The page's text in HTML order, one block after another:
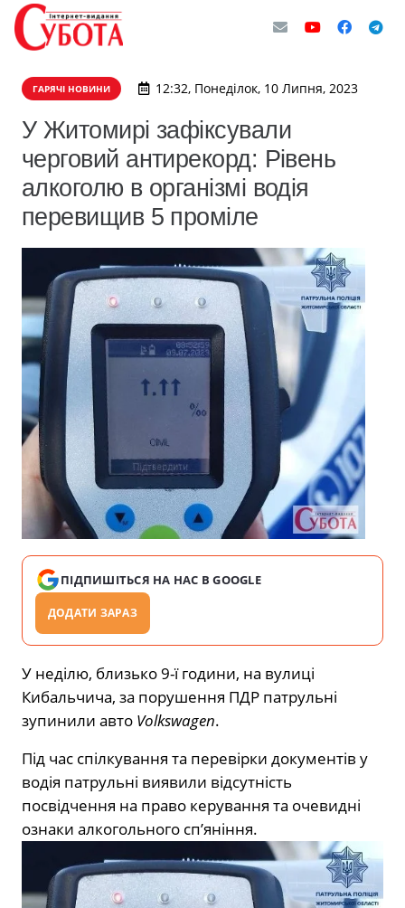
ГАРЯЧІ НОВИНИ 12:32, Понеділок, 10 Липня, 2023
У Житомирі зафіксували
черговий антирекорд: Рівень
алкоголю в організмі водія
перевищив 5 проміле
ПІДПИШІТЬСЯ НА НАС В GOOGLE
ДОДАТИ ЗАРАЗ
У неділю, близько 9-ї години, на вулиці
Кибальчича, за порушення ПДР патрульні
зупинили авто Volkswagen.
Під час спілкування та перевірки документів у
водія патрульні виявили відсутність
посвідчення на право керування та очевидні
ознаки алкогольного сп’яніння.